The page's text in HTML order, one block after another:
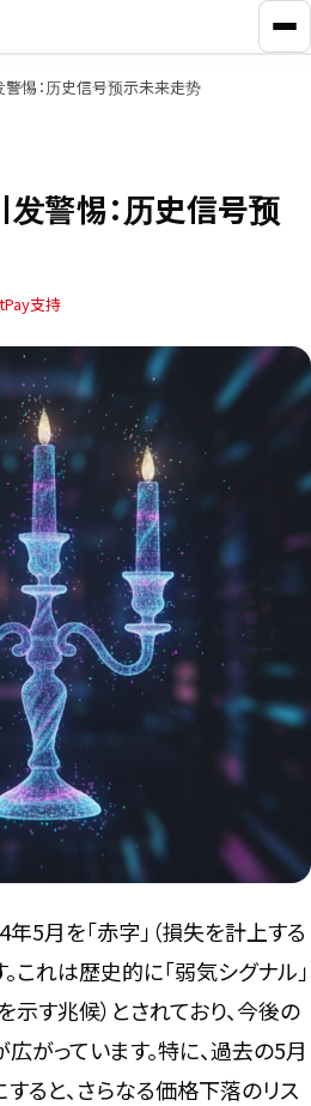
打
惕：历史信号预示未来走势
警惕：历史信号预
支持
5月を「赤字」（損失を計上する
これは歴史的に「弱気シグナル」
示す兆候）とされており、今後の
がっています。特に、過去の5月
ると、さらなる価格下落のリス